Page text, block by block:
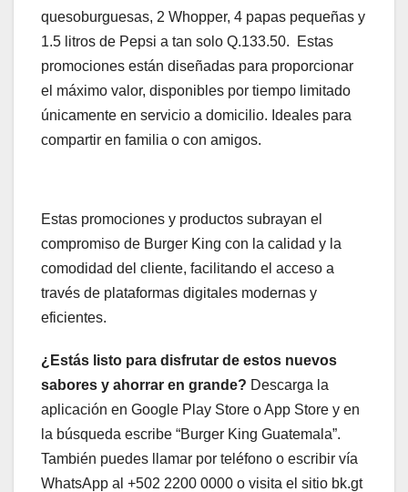
quesoburguesas, 2 Whopper, 4 papas pequeñas y
1.5 litros de Pepsi a tan solo Q.133.50. Estas
promociones están diseñadas para proporcionar
el máximo valor, disponibles por tiempo limitado
únicamente en servicio a domicilio. Ideales para
compartir en familia o con amigos.
Estas promociones y productos subrayan el
compromiso de Burger King con la calidad y la
comodidad del cliente, facilitando el acceso a
través de plataformas digitales modernas y
eficientes.
¿Estás listo para disfrutar de estos nuevos
sabores y ahorrar en grande? Descarga la
aplicación en Google Play Store o App Store y en
la búsqueda escribe “Burger King Guatemala”.
También puedes llamar por teléfono o escribir vía
WhatsApp al +502 2200 0000 o visita el sitio bk.gt